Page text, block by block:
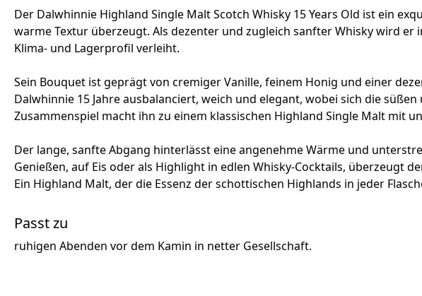
Der Dalwhinnie Highland Single Malt Scotch Whisky 15 Years Old ist ein
warme Textur überzeugt. Als dezenter und zugleich sanfter Whisky wird
Klima- und Lagerprofil verleiht.
Sein Bouquet ist geprägt von cremiger Vanille, feinem Honig und einer
Dalwhinnie 15 Jahre ausbalanciert, weich und elegant, wobei sich die
Zusammenspiel macht ihn zu einem klassischen Highland Single Malt mit
Der lange, sanfte Abgang hinterlässt eine angenehme Wärme und
Genießen, auf Eis oder als Highlight in edlen Whisky-Cocktails, überzeugt
Ein Highland Malt, der die Essenz der schottischen Highlands in jeder
Passt zu
ruhigen Abenden vor dem Kamin in netter Gesellschaft.